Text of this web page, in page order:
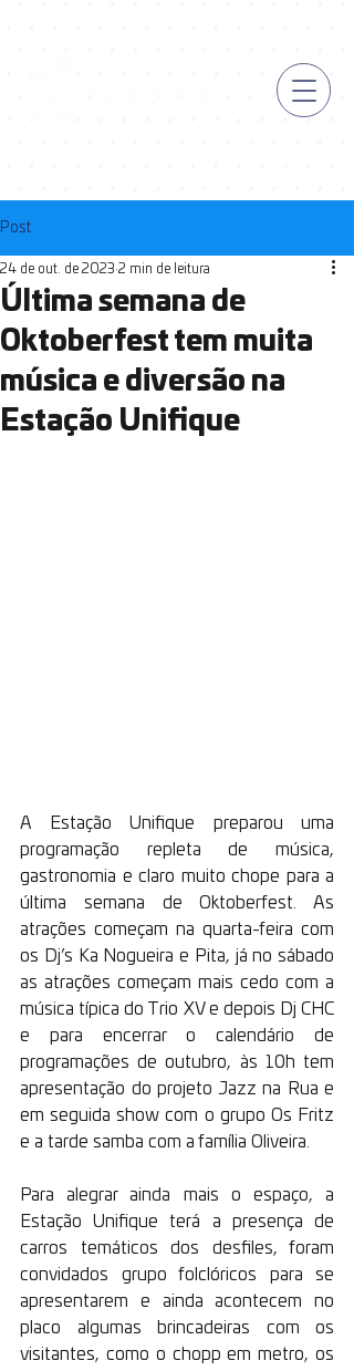
Post
Última semana de
Oktoberfest tem muita
música e diversão na
Estação Unifique
24 de out. de 2023 2 min de leitura
A Estação Unifique preparou uma
programação repleta de música,
gastronomia e claro muito chope para a
última semana de Oktoberfest. As
atrações começam na quarta-feira com
os Dj’s Ka Nogueira e Pita, já no sábado
as atrações começam mais cedo com a
música típica do Trio XV e depois Dj CHC
e para encerrar o calendário de
programações de outubro, às 10h tem
apresentação do projeto Jazz na Rua e
em seguida show com o grupo Os Fritz
e a tarde samba com a família Oliveira.
Para alegrar ainda mais o espaço, a
Estação Unifique terá a presença de
carros temáticos dos desfiles, foram
convidados grupo folclóricos para se
apresentarem e ainda acontecem no
placo algumas brincadeiras com os
visitantes, como o chopp em metro, os